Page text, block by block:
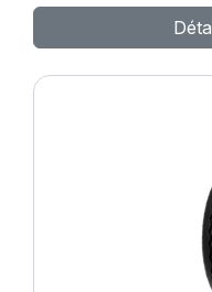
VAN